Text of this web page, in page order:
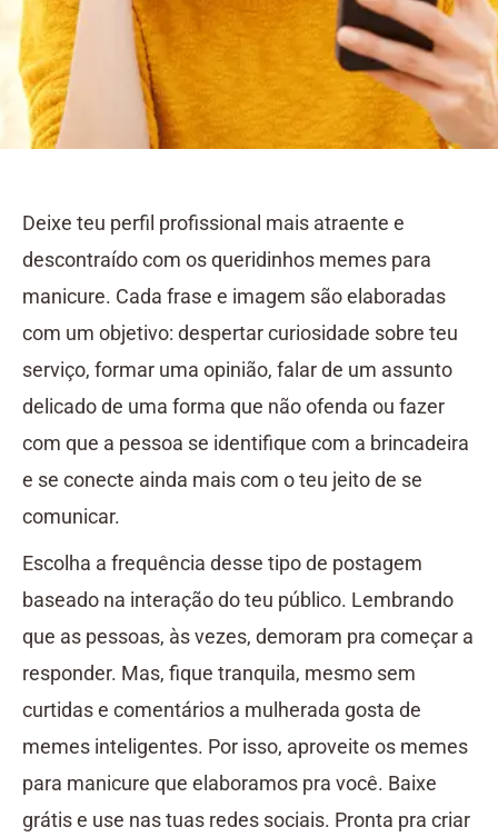
Deixe teu perfil profissional mais atraente e
descontraído com os queridinhos memes para
manicure. Cada frase e imagem são elaboradas
com um objetivo: despertar curiosidade sobre teu
serviço, formar uma opinião, falar de um assunto
delicado de uma forma que não ofenda ou fazer
com que a pessoa se identifique com a brincadeira
e se conecte ainda mais com o teu jeito de se
comunicar.
Escolha a frequência desse tipo de postagem
baseado na interação do teu público. Lembrando
que as pessoas, às vezes, demoram pra começar a
responder. Mas, fique tranquila, mesmo sem
curtidas e comentários a mulherada gosta de
memes inteligentes. Por isso, aproveite os memes
para manicure que elaboramos pra você. Baixe
grátis e use nas tuas redes sociais. Pronta pra criar